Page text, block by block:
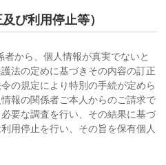
び利用停止等）
から、個人情報が真実でないと
法の定めに基づきその内容の訂正
の規定により特別の手続が定めら
報の関係者ご本人からのご請求で
要な調査を行い、その結果に基づ
用停止を行い、その旨を保有個人